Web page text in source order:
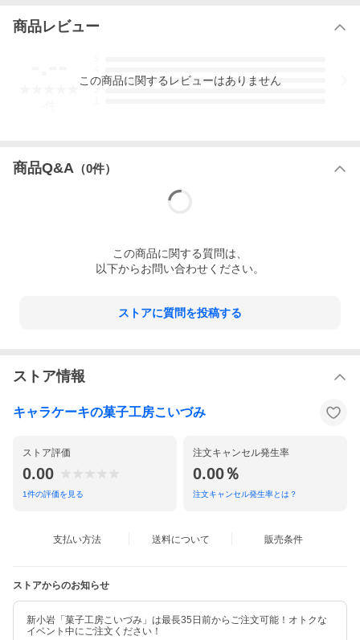
商品レビュー
3
この商品に関するレビューはありません
商品Q&A （0件）
この商品に関する質問は、
以下からお問い合わせください。
ストアに質問を投稿する
ストア情報
キャラケーキの菓子工房こいづみ
ストア評価
0.00
1件の評価を見る
注文キャンセル発生率
0.00％
注文キャンセル発生率とは？
支払い方法 送料について 販売条件
ストアからのお知らせ
新小岩「菓子工房こいづみ」は最長35日前からご注文可能！オトクな
イベント中にご注文ください！